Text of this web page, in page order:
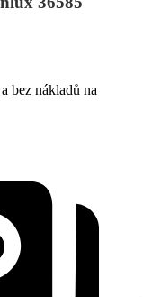
bez nákladů na